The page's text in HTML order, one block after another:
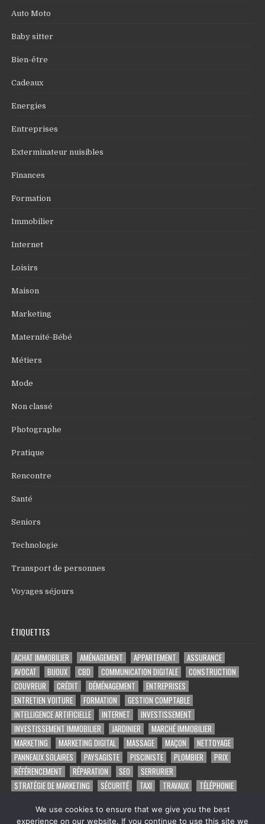
Auto Moto
Baby sitter
Bien-être
Cadeaux
Energies
Entreprises
Exterminateur nuisibles
Finances
Formation
Immobilier
Internet
Loisirs
Maison
Marketing
Maternité-Bébé
Métiers
Mode
Non classé
Photographe
Pratique
Rencontre
Santé
Seniors
Technologie
Transport de personnes
Voyages séjours
ÉTIQUETTES
ACHAT IMMOBILIER AMÉNAGEMENT APPARTEMENT
ASSURANCE
AVOCAT
BIJOUX CBD COMMUNICATION DIGITALE
CONSTRUCTION
COUVREUR
CRÉDIT DÉMÉNAGEMENT
ENTREPRISES
ENTRETIEN VOITURE
FORMATION
GESTION COMPTABLE
INTELLIGENCE ARTIFICIELLE
INTERNET
INVESTISSEMENT
INVESTISSEMENT IMMOBILIER
JARDINIER
MARCHÉ IMMOBILIER
MARKETING
MARKETING DIGITAL MASSAGE MAÇON
NETTOYAGE
PANNEAUX SOLAIRES
PAYSAGISTE PISCINISTE PLOMBIER
PRIX
RÉFÉRENCEMENT
RÉPARATION SEO
SERRURIER
STRATÉGIE DE MARKETING
SÉCURITÉ TAXI TRAVAUX
TÉLÉPHONIE
We use cookies to ensure that we give you the best
experience on our website. If you continue to use this site we